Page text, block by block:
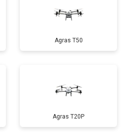
Agras T50
Agras T20P